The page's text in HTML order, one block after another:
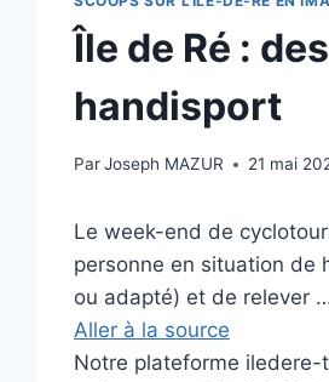
Île de Ré :
handisport
ParJoseph MAZUR 21 mai
Le week-end de
personne en situation de
ou adapté) et de relever
Aller à la source
Notre plateforme iledere-